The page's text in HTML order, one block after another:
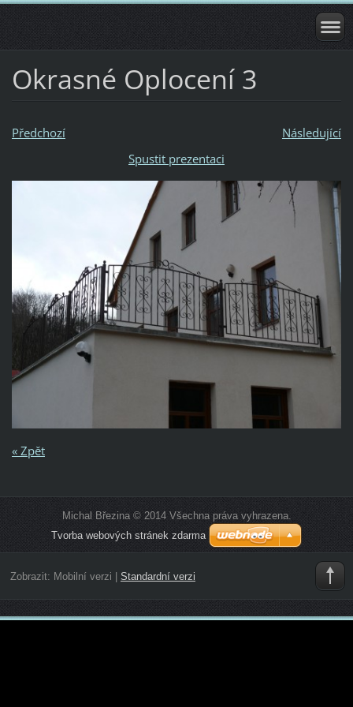
Okrasné Oplocení 3
Předchozí
Následující
Spustit prezentaci
« Zpět
Michal Březina © 2014 Všechna práva vyhrazena.
Tvorba webových stránek zdarma
Zobrazit: Mobilní verzi Standardní verzi